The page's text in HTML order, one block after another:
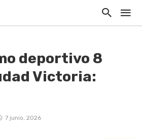
deportivo 8
Victoria:
7 junio, 2026